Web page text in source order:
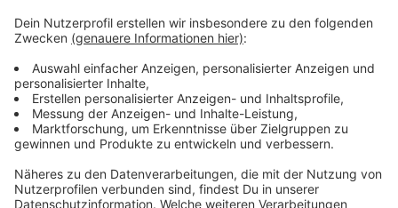
Türchen aufmachen und später ein Törchen
draufmachen. Die WM in Katar ist die absurdeste aller
Zeiten und es fährt auch gefühlt nur hin, wer unbedingt
hinfahren muss. Einige unserer größten WM- und
Fußball-Helden gucken sich das Ganze mit uns aus der
Ferne an und haben eine eigene Chatgruppe
gegründet. Sie trägt den Namen "Drei Ecken, ein Elfer".
Jogi Löw, Lothar Matthäus, Mario Basler, Oliver Kahn
und viele mehr geben täglich ihren Senf zur WM.